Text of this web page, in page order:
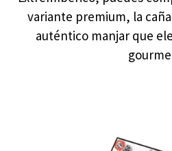
variante premium, la
auténtico manjar que